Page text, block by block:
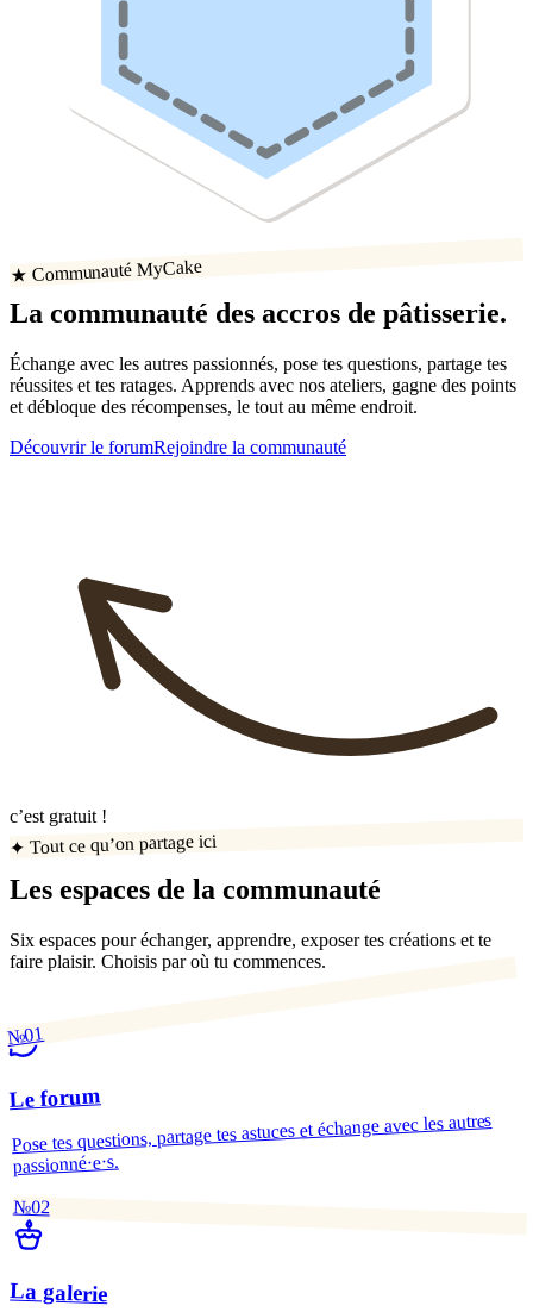
★ Communauté MyCake
La communauté des accros de pâtisserie.
Échange avec les autres passionnés, pose tes questions, partage tes
réussites et tes ratages. Apprends avec nos ateliers, gagne des points
et débloque des récompenses, le tout au même endroit.
Découvrir le forumRejoindre la communauté
c’est gratuit !
✦ Tout ce qu’on partage ici
Les espaces de la communauté
Six espaces pour échanger, apprendre, exposer tes créations et te
faire plaisir. Choisis par où tu commences.
№01
Le forum
Pose tes questions, partage tes astuces et échange avec les autres
passionné·e·s.
№02
La galerie